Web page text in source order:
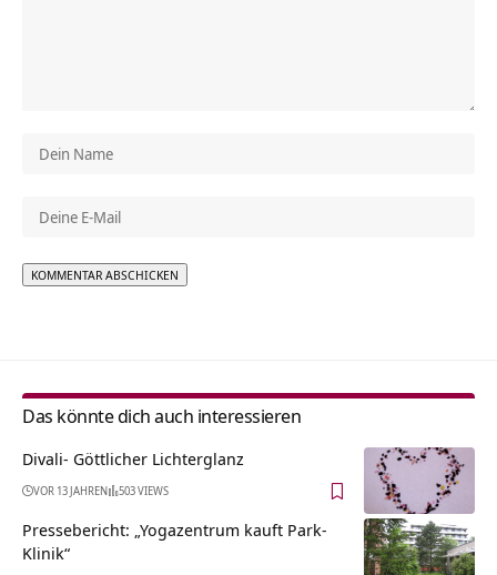
Das könnte dich auch interessieren
Divali- Göttlicher Lichterglanz
VOR 13 JAHREN 503 VIEWS
Pressebericht: „Yogazentrum kauft Park-
Klinik“